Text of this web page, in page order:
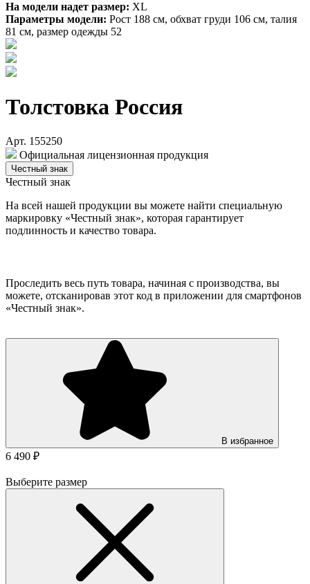
На модели надет размер: XL
Параметры модели: Рост 188 см, обхват груди 106 см, талия
81 см, размер одежды 52
Толстовка Россия
Арт. 155250
Официальная лицензионная продукция
Честный знак
Честный знак
На всей нашей продукции вы можете найти специальную
маркировку «Честный знак», которая гарантирует
подлинность и качество товара.
Проследить весь путь товара, начиная с производства, вы
можете, отсканировав этот код в приложении для смартфонов
«Честный знак».
В избранное
6 490 ₽
Выберите размер